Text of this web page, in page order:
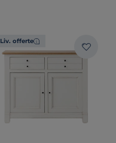
Liv. offerte